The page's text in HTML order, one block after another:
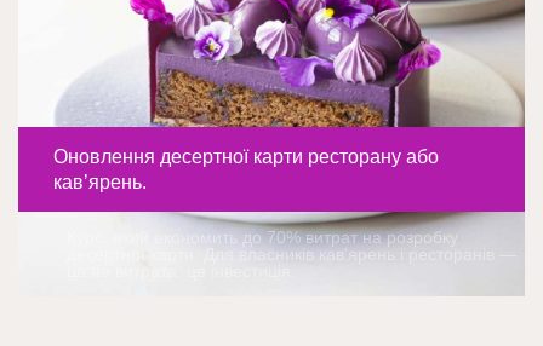
Оновлення десертної карти ресторану або
кавʼярень.
Курс, який економить до 70% витрат на розробку
десертної карти. Для власників кав'ярень і ресторанів —